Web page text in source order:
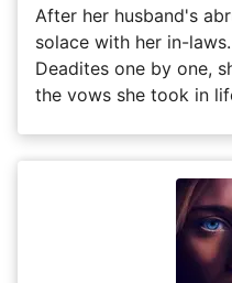
After her husband's
solace with her in-
Deadites one by one,
the vows she took in